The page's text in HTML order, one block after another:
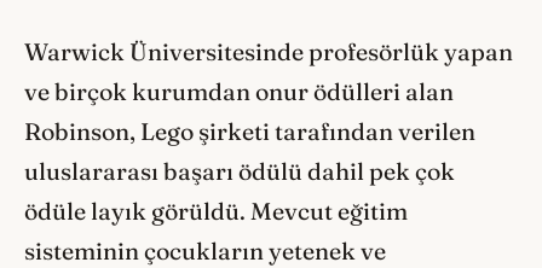
Warwick Üniversitesinde profesörlük yapan
ve birçok kurumdan onur ödülleri alan
Robinson, Lego şirketi tarafından verilen
uluslararası başarı ödülü dahil pek çok
ödüle layık görüldü. Mevcut eğitim
sisteminin çocukların yetenek ve